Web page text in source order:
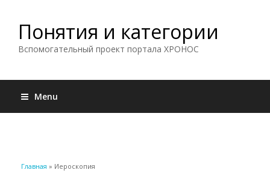
Понятия и категории
Вспомогательный проект портала ХРОНОС
Menu
Вы здесь
Главная » Иероскопия